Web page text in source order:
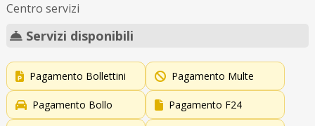
Centro servizi
Servizi disponibili
Pagamento Bollettini Pagamento Multe
Pagamento Bollo Pagamento F24